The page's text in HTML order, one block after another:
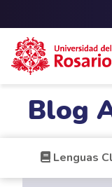
Blog
Lenguas